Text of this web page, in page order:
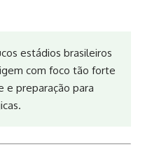
estádios brasileiros
com foco tão forte
e preparação para